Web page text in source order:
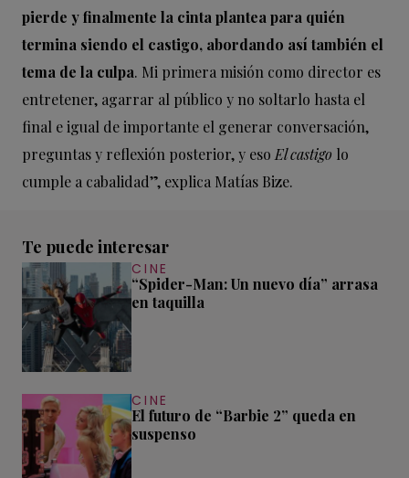
pierde y finalmente la cinta plantea para quién
termina siendo el castigo, abordando así también el
tema de la culpa. Mi primera misión como director es
entretener, agarrar al público y no soltarlo hasta el
final e igual de importante el generar conversación,
preguntas y reflexión posterior, y eso El castigo lo
cumple a cabalidad”, explica Matías Bize.
Te puede interesar
CINE
“Spider-Man: Un nuevo día” arrasa
en taquilla
CINE
El futuro de “Barbie 2” queda en
suspenso